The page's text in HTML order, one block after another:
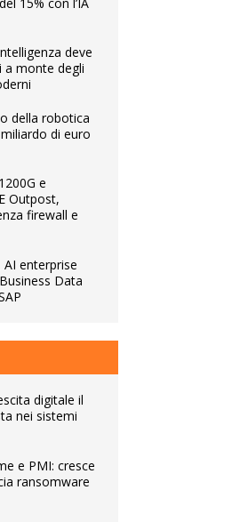
15% con l’IA
deve
a monte degli
della robotica
di euro
e
Outpost,
firewall e
AI enterprise
Data
digitale il
nei sistemi
e PMI: cresce
ransomware